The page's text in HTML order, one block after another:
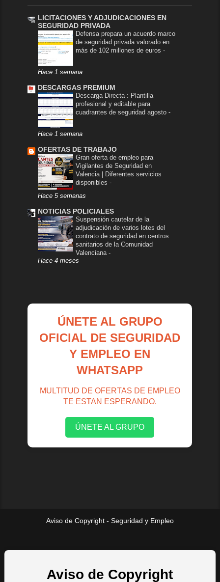
LICITACIONES Y ADJUDICACIONES EN
SEGURIDAD PRIVADA
Defensa prepara un acuerdo marco
de seguridad privada valorado en
más de 102 millones de euros-
Hace 1 semana
DESCARGAS PREMIUM
Descarga Directa : Plantilla
profesional y editable para
cuadrantes de seguridad agosto-
Hace 1 semana
OFERTAS DE TRABAJO
Gran oferta de empleo para
Vigilantes de Seguridad en
Valencia | Diferentes servicios
disponibles-
Hace 5 semanas
NOTICIAS POLICIALES
Suspensión cautelar de la
adjudicación de varios lotes del
contrato de seguridad en centros
sanitarios de la Comunidad
Valenciana-
Hace 4 meses
ÚNETE AL GRUPO
OFICIAL DE SEGURIDAD
Y EMPLEO EN
WHATSAPP
MULTITUD DE OFERTAS DE EMPLEO
TE ESTAN ESPERANDO.
ÚNETE AL GRUPO
Aviso de Copyright - Seguridad y Empleo
Aviso de Copyright